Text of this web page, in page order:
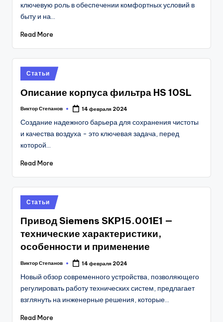
ключевую роль в обеспечении комфортных условий в
быту и на…
Read More
Posted
in
Статьи
Описание корпуса фильтра HS 10SL
Posted
Виктор Степанов 14 февраля 2024
Создание надежного барьера для сохранения чистоты
и качества воздуха - это ключевая задача, перед
которой…
Read More
Posted
in
Статьи
Привод Siemens SKP15.001E1 —
технические характеристики,
особенности и применение
Posted
Виктор Степанов 14 февраля 2024
Новый обзор современного устройства, позволяющего
регулировать работу технических систем, предлагает
взглянуть на инженерные решения, которые…
Read More